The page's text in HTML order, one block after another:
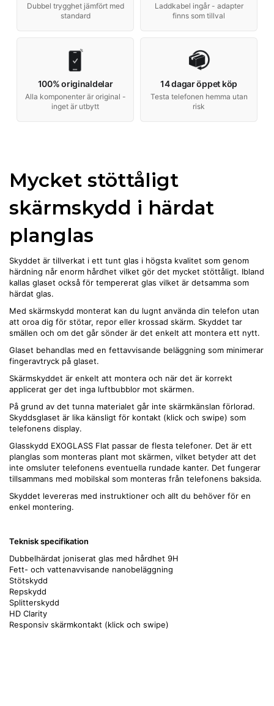
Dubbel trygghet jämfört med
standard
Laddkabel ingår - adapter
finns som tillval
100% originaldelar
Alla komponenter är original -
inget är utbytt
14 dagar öppet köp
Testa telefonen hemma utan
risk
Mycket stöttåligt
skärmskydd i härdat
planglas
Skyddet är tillverkat i ett tunt glas i högsta kvalitet som genom
härdning når enorm hårdhet vilket gör det mycket stöttåligt. Ibland
kallas glaset också för tempererat glas vilket är detsamma som
härdat glas.
Med skärmskydd monterat kan du lugnt använda din telefon utan
att oroa dig för stötar, repor eller krossad skärm. Skyddet tar
smällen och om det går sönder är det enkelt att montera ett nytt.
Glaset behandlas med en fettavvisande beläggning som minimerar
fingeravtryck på glaset.
Skärmskyddet är enkelt att montera och när det är korrekt
applicerat ger det inga luftbubblor mot skärmen.
På grund av det tunna materialet går inte skärmkänslan förlorad.
Skyddsglaset är lika känsligt för kontakt (klick och swipe) som
telefonens display.
Glasskydd EXOGLASS Flat passar de flesta telefoner. Det är ett
planglas som monteras plant mot skärmen, vilket betyder att det
inte omsluter telefonens eventuella rundade kanter. Det fungerar
tillsammans med mobilskal som monteras från telefonens baksida.
Skyddet levereras med instruktioner och allt du behöver för en
enkel montering.
Teknisk specifikation
Dubbelhärdat joniserat glas med hårdhet 9H
Fett- och vattenavvisande nanobeläggning
Stötskydd
Repskydd
Splitterskydd
HD Clarity
Responsiv skärmkontakt (klick och swipe)